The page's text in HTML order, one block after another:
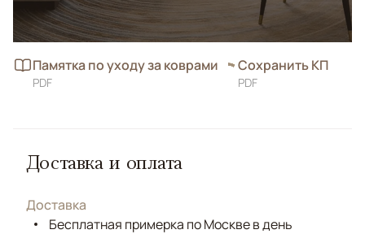
Памятка по уходу за коврами
PDF
Сохранить КП
PDF
Доставка и оплата
Доставка
Бесплатная примерка по Москве в день